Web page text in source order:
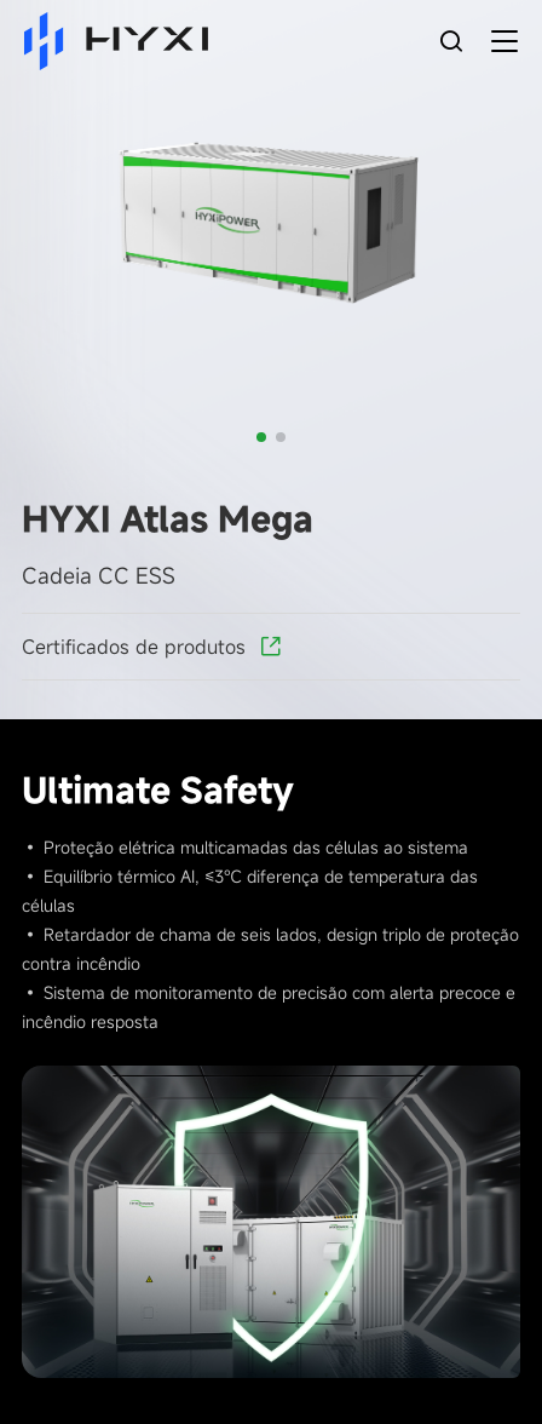
HYXI Atlas Mega
Cadeia CC ESS
Certificados de produtos
Ultimate Safety
• Proteção elétrica multicamadas das células ao sistema
• Equilíbrio térmico AI, ≤3℃ diferença de temperatura das
células
• Retardador de chama de seis lados, design triplo de proteção
contra incêndio
• Sistema de monitoramento de precisão com alerta precoce e
incêndio resposta